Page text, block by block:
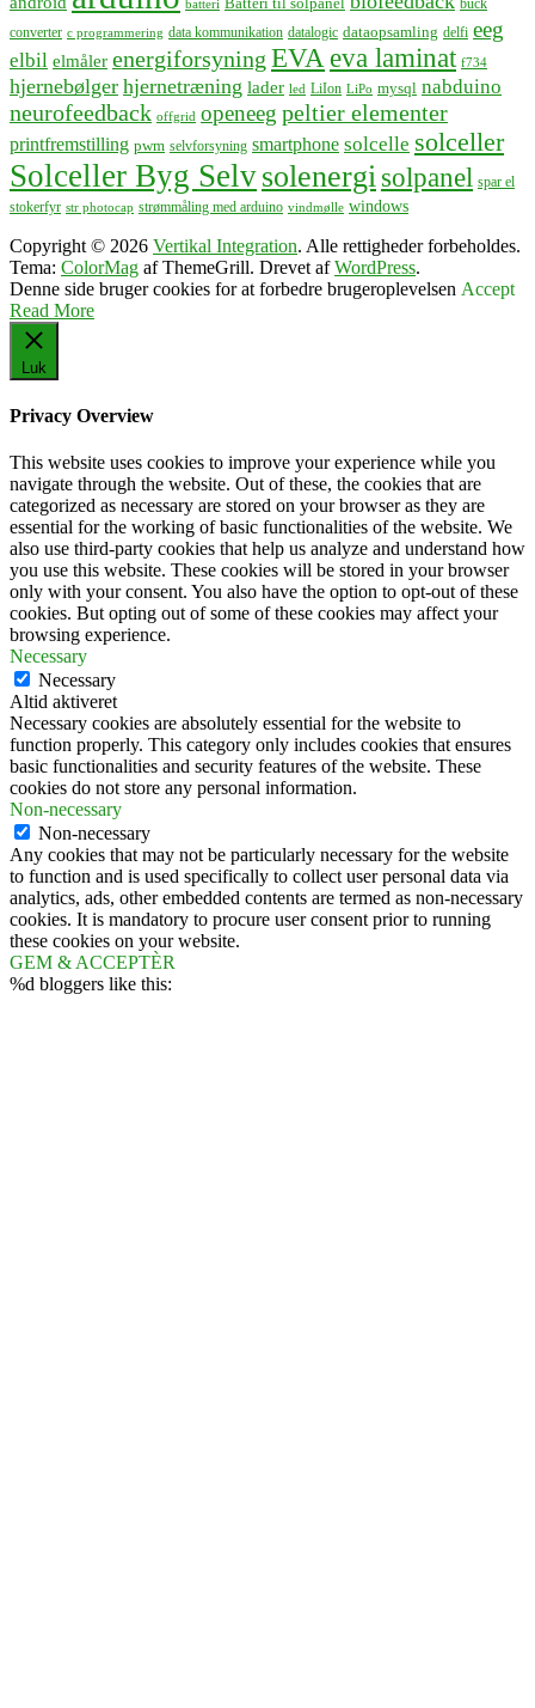
batteri
buck
converter c programmering data kommunikation datalogic dataopsamling delfi eeg
elbil elmåler energiforsyning EVA eva laminat f734
hjernebølger hjernetræning lader led LiIon LiPo mysql nabduino
neurofeedback offgrid openeeg peltier elementer
printfremstilling pwm selvforsyning smartphone solcelle solceller
Solceller Byg Selvsolenergi solpanel spar el
stokerfyr str photocap strømmåling med arduino vindmølle windows
Copyright © 2026 Vertikal Integration. Alle rettigheder forbeholdes.
Tema: ColorMag af ThemeGrill. Drevet afWordPress.
Denne side bruger cookies for at forbedre brugeroplevelsen Accept
Read More
Luk
Privacy Overview
This website uses cookies to improve your experience while you
navigate through the website. Out of these, the cookies that are
categorized as necessary are stored on your browser as they are
essential for the working of basic functionalities of the website. We
also use third-party cookies that help us analyze and understand how
you use this website. These cookies will be stored in your browser
only with your consent. You also have the option to opt-out of these
cookies. But opting out of some of these cookies may affect your
browsing experience.
Necessary
Necessary
Altid aktiveret
Necessary cookies are absolutely essential for the website to
function properly. This category only includes cookies that ensures
basic functionalities and security features of the website. These
cookies do not store any personal information.
Non-necessary
Non-necessary
Any cookies that may not be particularly necessary for the website
to function and is used specifically to collect user personal data via
analytics, ads, other embedded contents are termed as non-necessary
cookies. It is mandatory to procure user consent prior to running
these cookies on your website.
GEM & ACCEPTÈR
%d bloggers like this: